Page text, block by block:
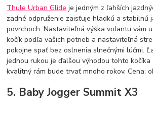
Thule Urban Glide je jedným z ľahších
zadné odpruženie zaisťuje hladkú a stabilnú
povrchoch. Nastaviteľná výška volantu vám
kočík podľa vašich potrieb a nastaviteľná
pokojne spať bez oslnenia slnečnými lúčmi.
jednou rukou je ďalšou výhodou tohto kočíka
kvalitný rám bude trvať mnoho rokov. Cena:
5. Baby Jogger Summit X3